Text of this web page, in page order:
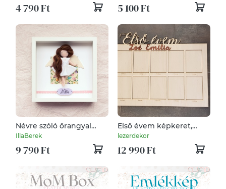
4 790 Ft 5 100 Ft
Névre szóló őrangyal
keretben, pamut
IllaBerek
9 790 Ft
Első évem képkeret,
névre szóló. Baba
Babaköszöntésre, 12
lezerdekor
12 990 Ft